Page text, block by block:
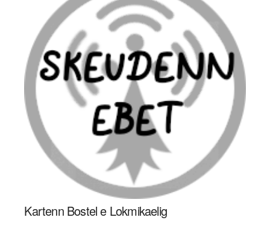
Kartenn Bostel e Lokmikaelig